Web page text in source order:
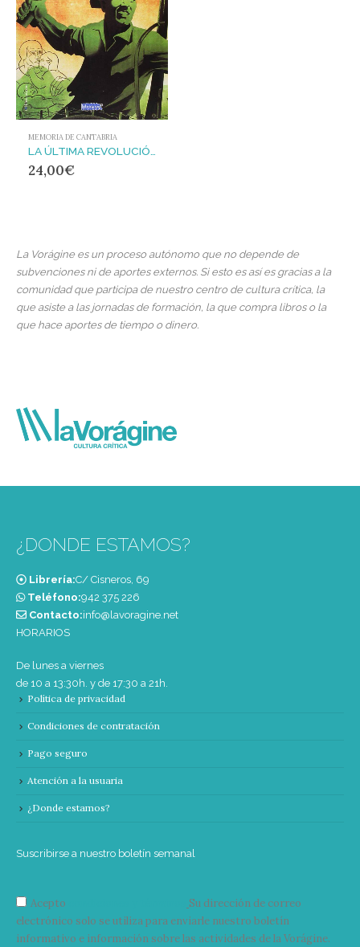
MEMORIA DE CANTABRIA
LA ÚLTIMA REVOLUCIÓN
24,00€
La Vorágine es un proceso autónomo que no depende de
subvenciones ni de aportes externos. Si esto es así es gracias a la
comunidad que participa de nuestro centro de cultura crítica, la
que asiste a las jornadas de formación, la que compra libros o la
que hace aportes de tiempo o dinero.
¿DONDE ESTAMOS?
Librería:C/ Cisneros, 69
Teléfono:‭942 375 226‬
Contacto:info@lavoragine.net
HORARIOS
De lunes a viernes
de 10 a 13:30h. y de 17:30 a 21h.
Política de privacidad
Condiciones de contratación
Pago seguro
Atención a la usuaria
¿Donde estamos?
Suscribirse a nuestro boletín semanal
Acepto
Su dirección de correo
electrónico solo se utiliza para enviarle nuestro boletín
informativo e información sobre las actividades de la Vorágine.